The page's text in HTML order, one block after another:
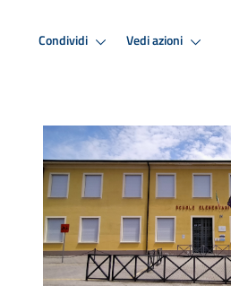
Condividi Vedi azioni